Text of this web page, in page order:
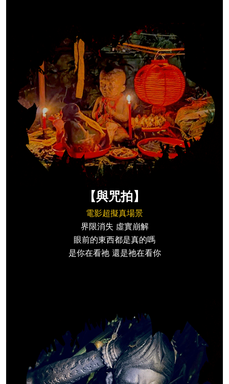
【與咒拍】
電影超擬真場景
界限消失 虛實崩解
眼前的東西都是真的嗎
是你在看祂 還是祂在看你